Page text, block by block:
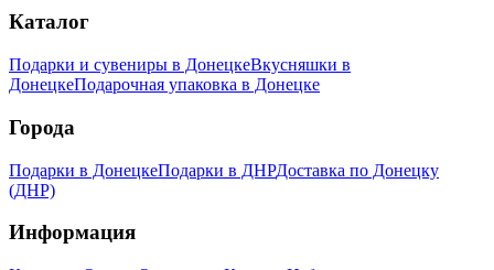
Каталог
Подарки и сувениры в ДонецкеВкусняшки в
ДонецкеПодарочная упаковка в Донецке
Города
Подарки в ДонецкеПодарки в ДНРДоставка по Донецку
(ДНР)
Информация